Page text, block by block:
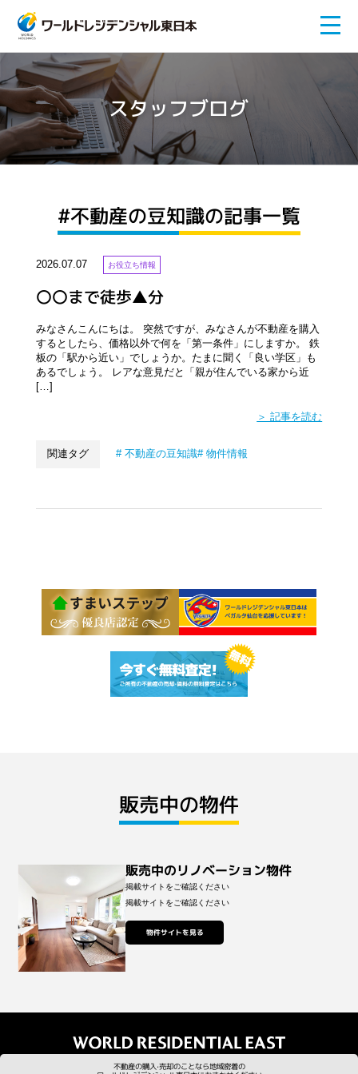
スタッフブログ
#不動産の豆知識の記事一覧
2026.07.07 お役立ち情報
〇〇まで徒歩▲分
みなさんこんにちは。 突然ですが、みなさんが不動産を購入
するとしたら、価格以外で何を「第一条件」にしますか。 鉄
板の「駅から近い」でしょうか。たまに聞く「良い学区」も
あるでしょう。 レアな意見だと「親が住んでいる家から近
[…]
＞ 記事を読む
関連タグ 不動産の豆知識 物件情報
販売中の物件
販売中のリノベーション物件
掲載サイトをご確認ください
掲載サイトをご確認ください
物件サイトを見る
不動産の購⼊‧売却のことなら地域密着の